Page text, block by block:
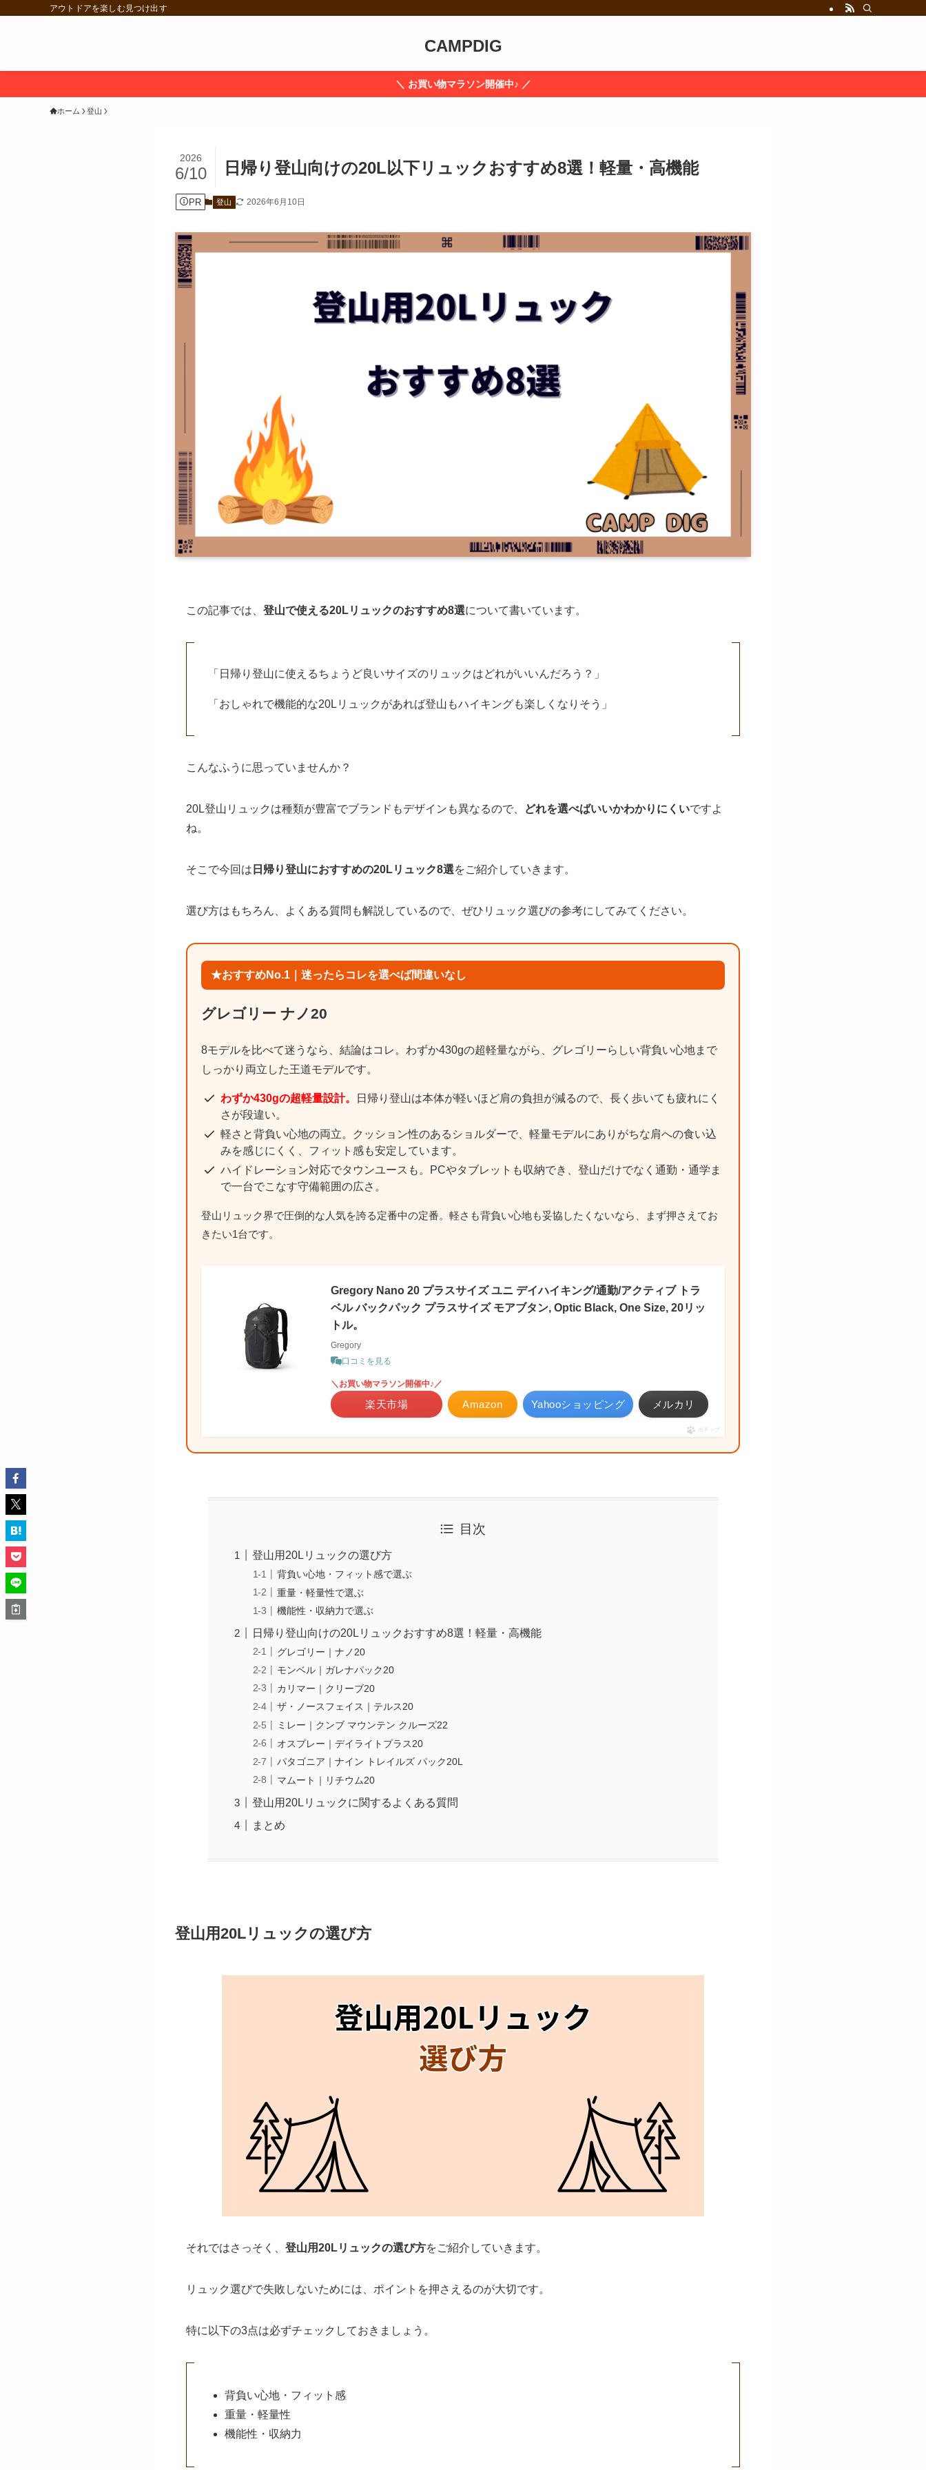
アウトドアを楽しむ見つけ出す
CAMPDIG
＼ お買い物マラソン開催中♪ ／
ホーム 登山
日帰り登山向けの20L以下リュックおすすめ8選！軽量・高機能
2026
6/10
PR 登山 2026年6月10日
この記事では、 登山で使える20Lリュックのおすすめ8選について書いています。
「日帰り登山に使えるちょうど良いサイズのリュックはどれがいいんだろう？」
「おしゃれで機能的な20Lリュックがあれば登山もハイキングも楽しくなりそう」
こんなふうに思っていませんか？
20L登山リュックは種類が豊富でブランドもデザインも異なるので、 どれを選べばいいかわかりにくいですよ
ね。
そこで今回は 日帰り登山におすすめの20Lリュック8選をご紹介していきます。
選び方はもちろん、よくある質問も解説しているので、ぜひリュック選びの参考にしてみてください。
★おすすめNo.1｜迷ったらコレを選べば間違いなし
グレゴリー ナノ20
8モデルを比べて迷うなら、結論はコレ。わずか430gの超軽量ながら、グレゴリーらしい背負い心地まで
しっかり両立した王道モデルです。
わずか430gの超軽量設計。
日帰り登山は本体が軽いほど肩の負担が減るので、長く歩いても疲れにく
さが段違い。
軽さと背負い心地の両立。クッション性のあるショルダーで、軽量モデルにありがちな肩への食い込
みを感じにくく、フィット感も安定しています。
ハイドレーション対応でタウンユースも。PCやタブレットも収納でき、登山だけでなく通勤・通学ま
で一台でこなす守備範囲の広さ。
登山リュック界で圧倒的な人気を誇る定番中の定番。軽さも背負い心地も妥協したくないなら、まず押さえてお
きたい1台です。
Gregory Nano 20 プラスサイズ ユニ デイハイキング/通勤/アクティブ トラ
ベル バックパック プラスサイズ モアブタン, Optic Black, One Size, 20リッ
トル。
Gregory
口コミを見る
Amazon
＼お買い物マラソン開催中♪／
楽天市場 Yahooショッピング メルカリ
ポチップ
目次
登山用20Lリュックの選び方
背負い心地・フィット感で選ぶ
重量・軽量性で選ぶ
機能性・収納力で選ぶ
日帰り登山向けの20Lリュックおすすめ8選！軽量・高機能
グレゴリー｜ナノ20
モンベル｜ガレナパック20
カリマー｜クリーブ20
ザ・ノースフェイス｜テルス20
ミレー｜クンブ マウンテン クルーズ22
オスプレー｜デイライトプラス20
パタゴニア｜ナイン トレイルズ パック20L
マムート｜リチウム20
登山用20Lリュックに関するよくある質問
まとめ
登山用20Lリュックの選び方
それではさっそく、 登山用20Lリュックの選び方をご紹介していきます。
リュック選びで失敗しないためには、ポイントを押さえるのが大切です。
特に以下の3点は必ずチェックしておきましょう。
背負い心地・フィット感
重量・軽量性
機能性・収納力